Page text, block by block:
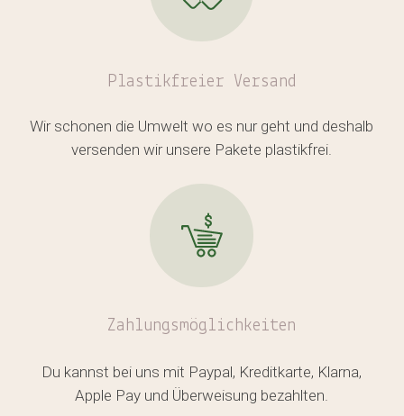
Plastikfreier Versand
Wir schonen die Umwelt wo es nur geht und deshalb
versenden wir unsere Pakete plastikfrei.
Zahlungsmöglichkeiten
Du kannst bei uns mit Paypal, Kreditkarte, Klarna,
Apple Pay und Überweisung bezahlten.